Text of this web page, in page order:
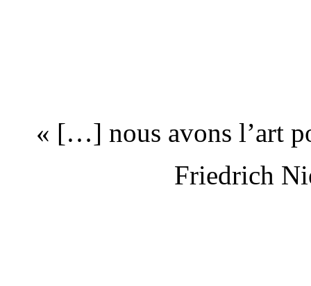
« […] nous avons l’art
Friedrich